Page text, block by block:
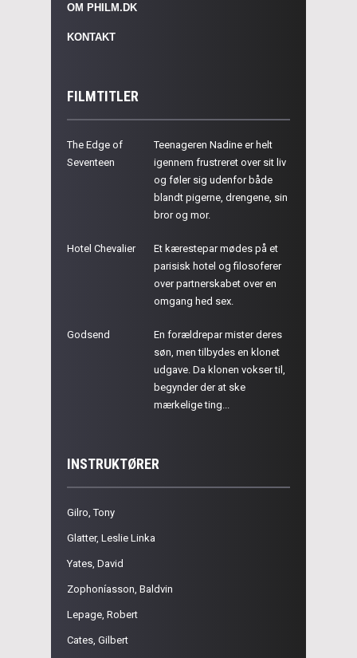
OM PHILM.DK
KONTAKT
FILMTITLER
The Edge of
Seventeen
Teenageren Nadine er helt
igennem frustreret over sit liv
og føler sig udenfor både
blandt pigerne, drengene, sin
bror og mor.
Hotel Chevalier
Et kærestepar mødes på et
parisisk hotel og filosoferer
over partnerskabet over en
omgang hed sex.
Godsend
En forældrepar mister deres
søn, men tilbydes en klonet
udgave. Da klonen vokser til,
begynder der at ske
mærkelige ting...
INSTRUKTØRER
Gilro, Tony
Glatter, Leslie Linka
Yates, David
Zophoníasson, Baldvin
Lepage, Robert
Cates, Gilbert